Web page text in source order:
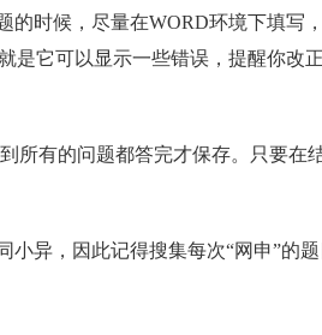
的时候，尽量在WORD环境下填写
是它可以显示一些错误，提醒你改
所有的问题都答完才保存。只要在
小异，因此记得搜集每次“网申”的